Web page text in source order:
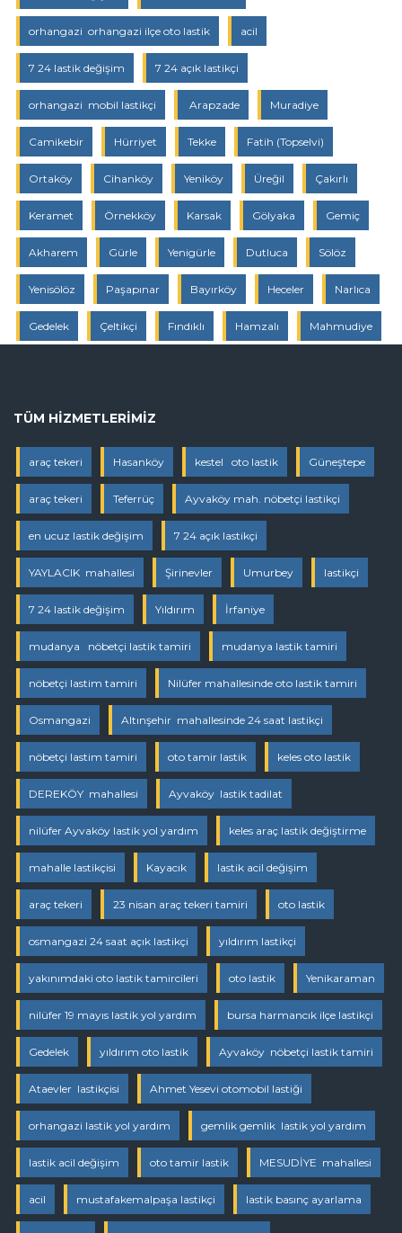
orhangazi orhangazi ilçe oto lastik acil
7 24 lastik değişim 7 24 açık lastikçi
orhangazi mobil lastikçi Arapzade Muradiye
Camikebir Hürriyet Tekke Fatih (Topselvi)
Ortaköy Cihanköy Yeniköy Üreğil Çakırlı
Keramet Örnekköy Karsak Gölyaka Gemiç
Akharem Gürle Yenigürle Dutluca Sölöz
Yenisölöz Paşapınar Bayırköy Heceler Narlıca
Gedelek Çeltikçi Fındıklı Hamzalı Mahmudiye
TÜM HIZMETLERIMIZ
araç tekeri Hasanköy kestel oto lastik Güneştepe
araç tekeri Teferrüç Ayvaköy mah. nöbetçi lastikçi
en ucuz lastik değişim 7 24 açık lastikçi
YAYLACIK mahallesi Şirinevler Umurbey lastikçi
7 24 lastik değişim Yıldırım İrfaniye
mudanya nöbetçi lastik tamiri mudanya lastik tamiri
nöbetçi lastim tamiri Nilüfer mahallesinde oto lastik tamiri
Osmangazi Altınşehir mahallesinde 24 saat lastikçi
nöbetçi lastim tamiri oto tamir lastik keles oto lastik
DEREKÖY mahallesi Ayvaköy lastik tadilat
nilüfer Ayvaköy lastik yol yardım keles araç lastik değiştirme
mahalle lastikçisi Kayacık lastik acil değişim
araç tekeri 23 nisan araç tekeri tamiri oto lastik
osmangazi 24 saat açık lastikçi yıldırım lastikçi
yakınımdaki oto lastik tamircileri oto lastik Yenikaraman
nilüfer 19 mayıs lastik yol yardım bursa harmancık ilçe lastikçi
Gedelek yıldırım oto lastik Ayvaköy nöbetçi lastik tamiri
Ataevler lastikçisi Ahmet Yesevi otomobil lastiği
orhangazi lastik yol yardım gemlik gemlik lastik yol yardım
lastik acil değişim oto tamir lastik MESUDİYE mahallesi
acil mustafakemalpaşa lastikçi lastik basınç ayarlama